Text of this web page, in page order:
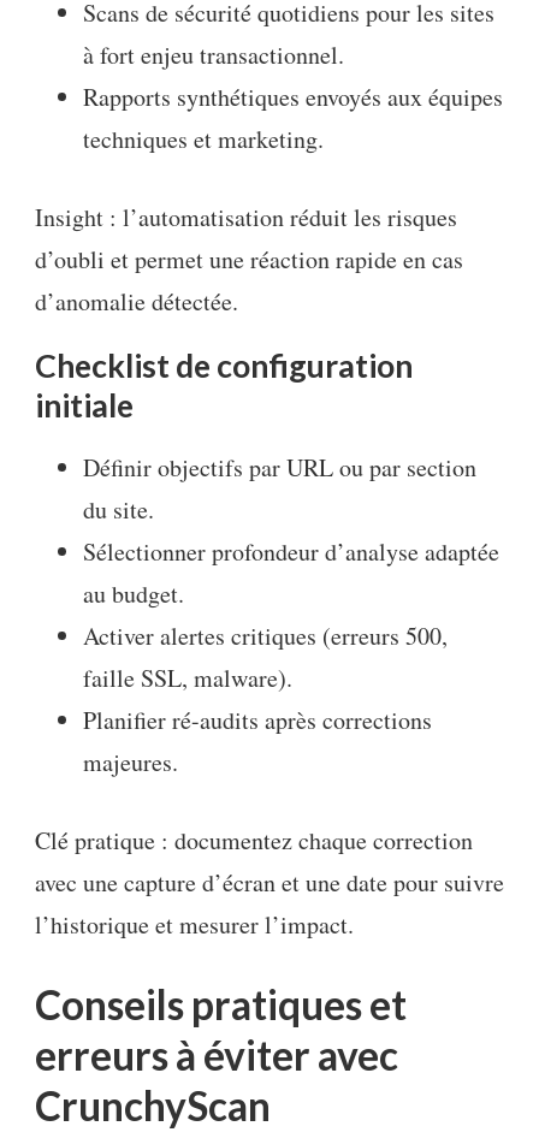
Scans de sécurité quotidiens pour les sites
à fort enjeu transactionnel.
Rapports synthétiques envoyés aux équipes
techniques et marketing.
Insight : l’automatisation réduit les risques
d’oubli et permet une réaction rapide en cas
d’anomalie détectée.
Checklist de configuration
initiale
Définir objectifs par URL ou par section
du site.
Sélectionner profondeur d’analyse adaptée
au budget.
Activer alertes critiques (erreurs 500,
faille SSL, malware).
Planifier ré-audits après corrections
majeures.
Clé pratique : documentez chaque correction
avec une capture d’écran et une date pour suivre
l’historique et mesurer l’impact.
Conseils pratiques et
erreurs à éviter avec
CrunchyScan